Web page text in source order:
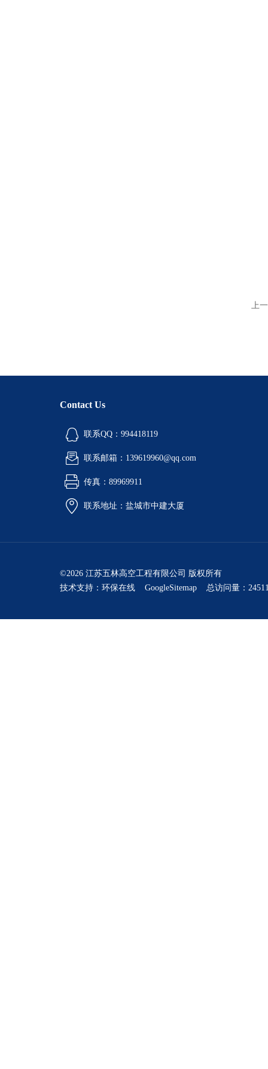
上
Contact Us
联系QQ：994418119
联系邮箱：139619960@qq.com
传真：89969911
联系地址：盐城市中建大厦
©2026 江苏五林高空工程有限公司 版权所有
技术支持： 环保在线 GoogleSitemap 总访问量：